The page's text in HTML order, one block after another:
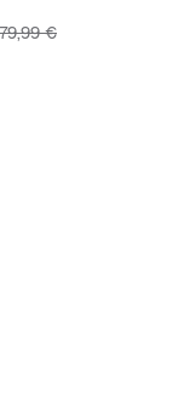
Precio original
79,99 €